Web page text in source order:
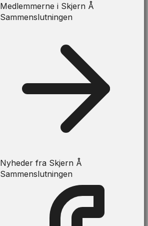
Medlemmerne i Skjern Å
Sammenslutningen
Nyheder fra Skjern Å
Sammenslutningen